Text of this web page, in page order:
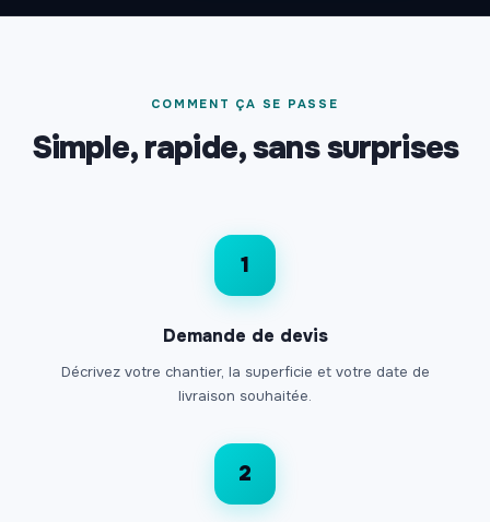
COMMENT ÇA SE PASSE
Simple, rapide, sans surprises
1
Demande de devis
Décrivez votre chantier, la superficie et votre date de
livraison souhaitée.
2